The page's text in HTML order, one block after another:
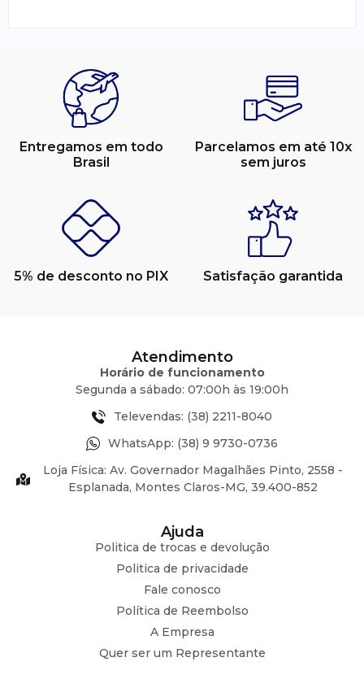
Entregamos em todo
Brasil
Parcelamos em até 10x
sem juros
5% de desconto no PIX Satisfação garantida
Atendimento
Horário de funcionamento
Segunda a sábado: 07:00h às 19:00h
Televendas: (38) 2211-8040
WhatsApp: (38) 9 9730-0736
Loja Física: Av. Governador Magalhães Pinto, 2558 -
Esplanada, Montes Claros-MG, 39.400-852
Ajuda
Politica de trocas e devolução
Politica de privacidade
Fale conosco
Política de Reembolso
A Empresa
Quer ser um Representante